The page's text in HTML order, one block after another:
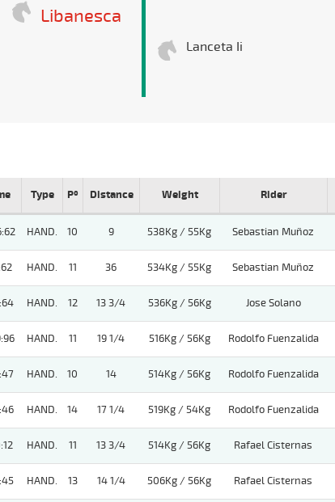
Libanesca
Lanceta Ii
Type Pº Distance Weight Rider
HAND. 10 9 538Kg / 55Kg Sebastian Muñoz
HAND. 11 36 534Kg / 55Kg Sebastian Muñoz
HAND. 12 13 3/4 536Kg / 56Kg Jose Solano
HAND. 11 19 1/4 516Kg / 56Kg Rodolfo Fuenzalida
HAND. 10 14 514Kg / 56Kg Rodolfo Fuenzalida
HAND. 14 17 1/4 519Kg / 54Kg Rodolfo Fuenzalida
HAND. 11 13 3/4 514Kg / 56Kg Rafael Cisternas
HAND. 13 14 1/4 506Kg / 56Kg Rafael Cisternas